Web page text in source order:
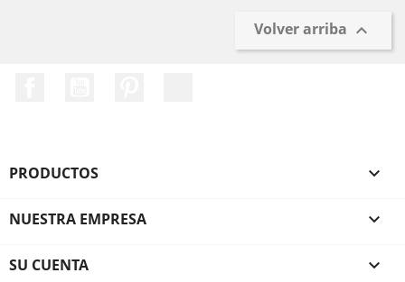
Volver arriba 
PRODUCTOS 
NUESTRA EMPRESA 
SU CUENTA 